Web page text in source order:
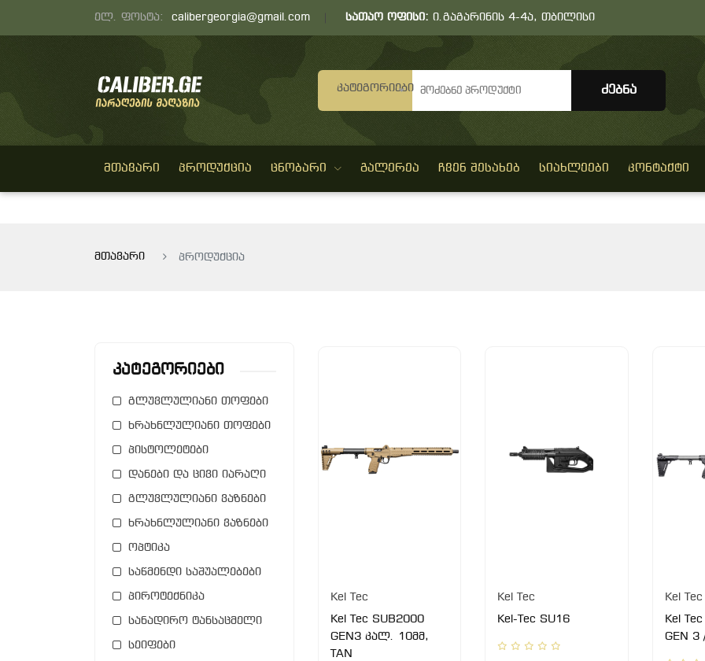
ელ. ფოსტა: calibergeorgia@gmail.com სათაო ოფისი: ი.გაგარინის 4-4ა, თბილისი
Კატეგორიები
ᲛᲗᲐᲕᲐᲠᲘ ᲞᲠᲝᲓᲣᲥᲪᲘᲐ ᲪᲜᲝᲑᲐᲠᲘ ᲒᲐᲚᲔᲠᲔᲐ ᲩᲕᲔᲜ ᲨᲔᲡᲐᲮᲔᲑ ᲡᲘᲐᲮᲚᲔᲔᲑᲘ ᲙᲝᲜᲢᲐᲥᲢᲘ
მთავარი პროდუქცია
Კატეგორიები
გლუვლულიანი თოფები
ხრახნლულიანი თოფები
პისტოლეტები
დანები და ცივი იარაღი
გლუვლულიანი ვაზნები
ხრახნლულიანი ვაზნები
ოპტიკა
საწმენდი საშუალებები
პიროტექნიკა
სანადირო ტანსაცმელი
სეიფები
Kel Tec
Kel Tec SUB2000
GEN3 კალ. 10მმ,
TAN
Kel Tec
Kel-Tec SU16
Kel Tec
Kel
GEN 3